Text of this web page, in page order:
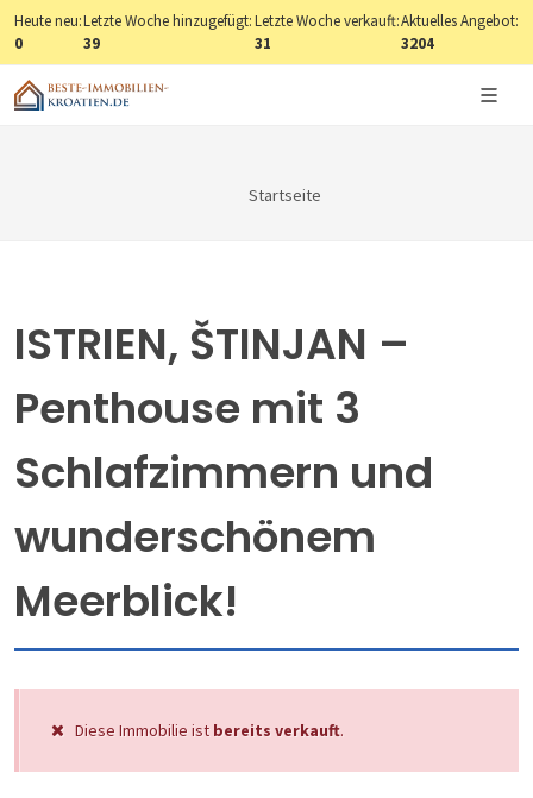
Heute neu:
0
Letzte Woche hinzugefügt:
39
Letzte Woche verkauft:
31
Aktuelles Angebot:
3204
Startseite
ISTRIEN, ŠTINJAN –
Penthouse mit 3
Schlafzimmern und
wunderschönem
Meerblick!
Diese Immobilie ist bereits verkauft.